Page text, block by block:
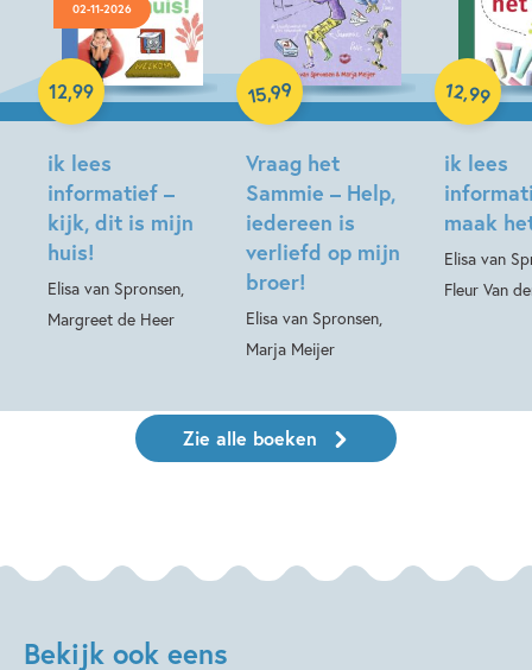
02-11-2026
ik lees
informatief –
kijk, dit is mijn
huis!
Elisa van Spronsen,
Margreet de Heer
12,99
Hardcover
Vraag het
Sammie – Help,
iedereen is
verliefd op mijn
broer!
Elisa van Spronsen,
Marja Meijer
15,99
Hardcover
ik lees
maak
Elisa van
Fleur Van
12,99
Hardcover
Zie alle boeken
Bekijk ook eens